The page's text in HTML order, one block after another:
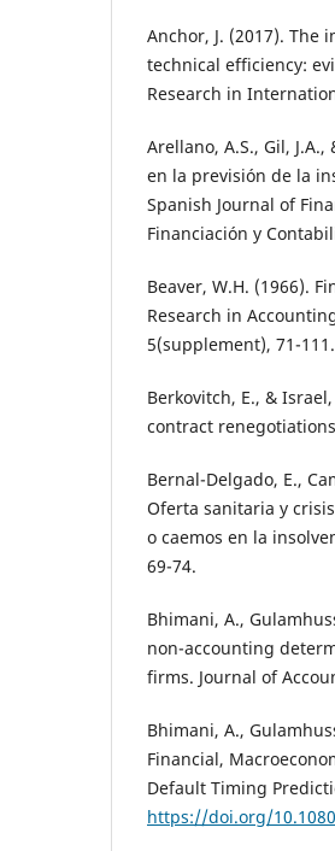
Anchor, J. (2017).
technical efficiency:
Research in
Arellano, A.S., Gil,
en la previsión de la
Spanish Journal of
Financiación y
Beaver, W.H. (1966).
Research in
5(supplement), 71-111.
Berkovitch, E., &
contract
Bernal-Delgado, E.,
Oferta sanitaria y
o caemos en la
69-74.
Bhimani, A.,
non-accounting
firms. Journal of
Bhimani, A.,
Financial,
Default Timing
https://doi.org/